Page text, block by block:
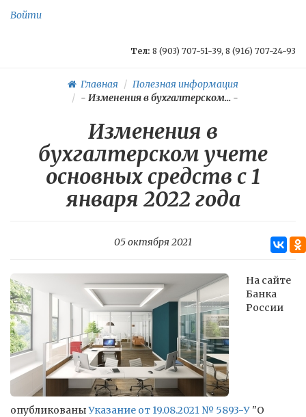
Войти
Тел: 8 (903) 707-51-39, 8 (916) 707-24-93
Главная
Полезная информация
- Изменения в бухгалтерском...-
Изменения в
бухгалтерском учете
основных средств с 1
января 2022 года
05 октября 2021
На сайте
Банка
России
опубликованыУказание от 19.08.2021 № 5893-У "О